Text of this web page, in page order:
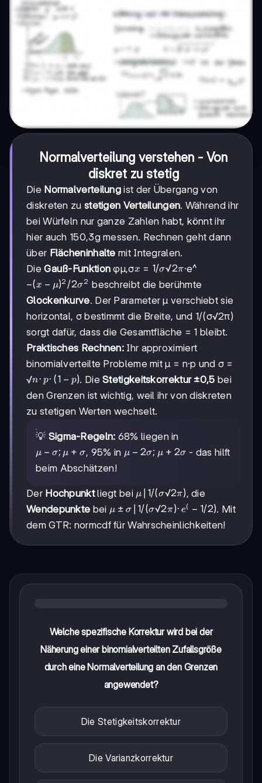
Normalverteilung verstehen - Von
diskret zu stetig
Die Normalverteilung ist der Übergang von
diskreten zu stetigen Verteilungen. Während ihr
bei Würfeln nur ganze Zahlen habt, könnt ihr
hier auch 150,3g messen. Rechnen geht dann
über Flächeninhalte mit Integralen.
DieGauß-Funktion φμ,σx
x = 1/
σ√2π
1/σ√2π·e^
-(x-
μ)²/2σ²
−(x − μ)2 /2σ2 beschreibt die berühmte
Glockenkurve. Der Parameter μ verschiebt sie
horizontal, σ bestimmt die Breite, und 1/(σ√2π)
sorgt dafür, dass die Gesamtfläche = 1 bleibt.
Praktisches Rechnen: Ihr approximiert
binomialverteilte Probleme mit μ = n·p und σ =
√n·p·(1-
p)
n⋅ p⋅ (1 − p). DieStetigkeitskorrektur ±0,5 bei
den Grenzen ist wichtig, weil ihr von diskreten
zu stetigen Werten wechselt.
💡 Sigma-Regeln: 68% liegen in
μ-
σ;
μ+σ
μ − σ; μ + σ, 95% in μ-2σ;
μ − 2σ; μ + 2σ - das hilft
beim Abschätzen!
Der Hochpunktliegt bei μ |
1/(σ√2π)
μ ∣1/(σ√2π), die
Wendepunkte bei μ±σ |
1/(σ√2π)·e^(-1/2)
μ ± σ ∣1/(σ√2π)⋅ e( − 1/2). Mit
dem GTR: normcdf für Wahrscheinlichkeiten!
Welche spezifische Korrektur wird bei der
Näherung einer binomialverteilten Zufallsgröße
durch eine Normalverteilung an den Grenzen
angewendet?
Die Stetigkeitskorrektur
Die Varianzkorrektur